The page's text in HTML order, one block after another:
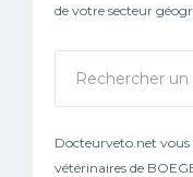
de votre secteur
Docteurveto.net
vétérinaires de